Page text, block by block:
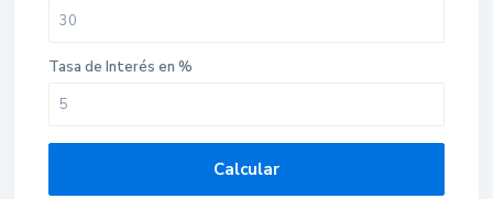
Tasa de Interés en %
Calcular